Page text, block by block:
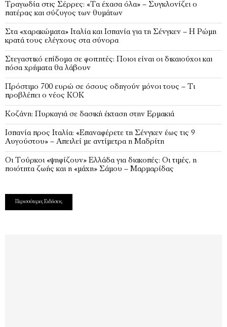
Τραγωδία στις Σέρρες: «Τα έχασα όλα» – Συγκλονίζει ο
πατέρας και σύζυγος των θυμάτων
Στα «χαρακώματα» Ιταλία και Ισπανία για τη Σένγκεν – Η Ρώμη
κρατά τους ελέγχους στα σύνορα
Στεγαστικό επίδομα σε φοιτητές: Ποιοι είναι οι δικαιούχοι και
πόσα χρήματα θα λάβουν
Πρόστιμο 700 ευρώ σε όσους οδηγούν μόνοι τους – Τι
προβλέπει ο νέος ΚΟΚ
Κοζάνη: Πυρκαγιά σε δασική έκταση στην Ερμακιά
Ισπανία προς Ιταλία: «Επαναφέρετε τη Σένγκεν έως τις 9
Αυγούστου» – Απειλεί με αντίμετρα η Μαδρίτη
Οι Τούρκοι «ψηφίζουν» Ελλάδα για διακοπές: Οι τιμές, η
ποιότητα ζωής και η «μάχη» Σάμου – Μαρμαρίδας
Περισσότερες Ειδήσεις